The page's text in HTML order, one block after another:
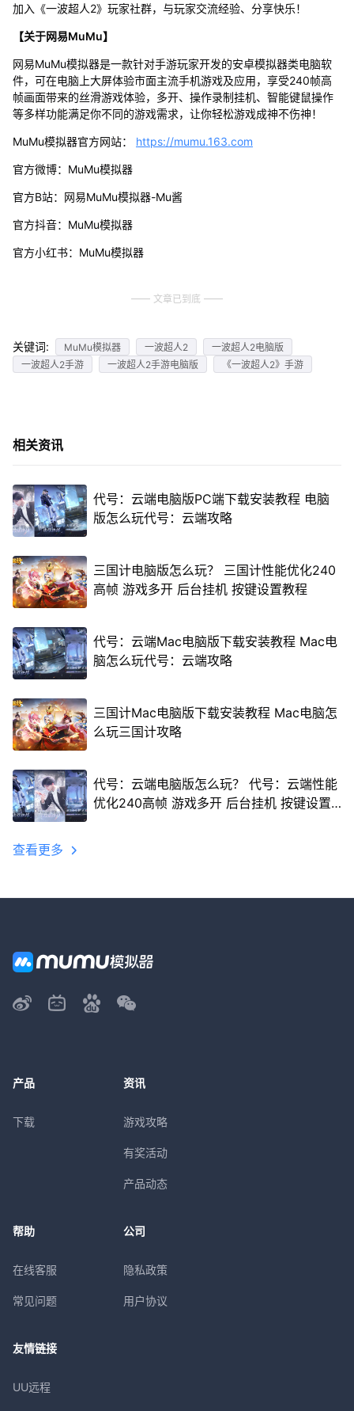
加入《一波超人2》玩家社群，与玩家交流经验、分享快乐！
【关于网易MuMu】
网易MuMu模拟器是一款针对手游玩家开发的安卓模拟器类电脑软
件，可在电脑上大屏体验市面主流手机游戏及应用，享受240帧高
帧画面带来的丝滑游戏体验，多开、操作录制挂机、智能键鼠操作
等多样功能满足你不同的游戏需求，让你轻松游戏成神不伤神！
MuMu模拟器官方网站： https://mumu.163.com
官方微博：MuMu模拟器
官方B站：网易MuMu模拟器-Mu酱
官方抖音：MuMu模拟器
官方小红书：MuMu模拟器
文章已到底
关键词: MuMu模拟器 一波超人2
一波超人2电脑版
一波超人2手游
一波超人2手游电脑版 《一波超人2》手游
相关资讯
代号：云端电脑版PC端下载安装教程 电脑
版怎么玩代号：云端攻略
三国计电脑版怎么玩？ 三国计性能优化240
高帧 游戏多开 后台挂机 按键设置教程
代号：云端Mac电脑版下载安装教程 Mac电
脑怎么玩代号：云端攻略
三国计Mac电脑版下载安装教程 Mac电脑怎
么玩三国计攻略
代号：云端电脑版怎么玩？ 代号：云端性能
优化240高帧 游戏多开 后台挂机 按键设置
查看更多
产品
下载
资讯
游戏攻略
有奖活动
产品动态
帮助
在线客服
常见问题
公司
隐私政策
用户协议
友情链接
UU远程